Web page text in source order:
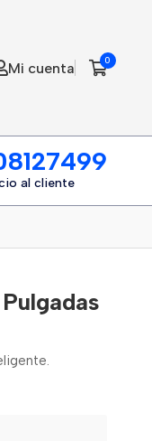
Mi cuenta 0
al cliente